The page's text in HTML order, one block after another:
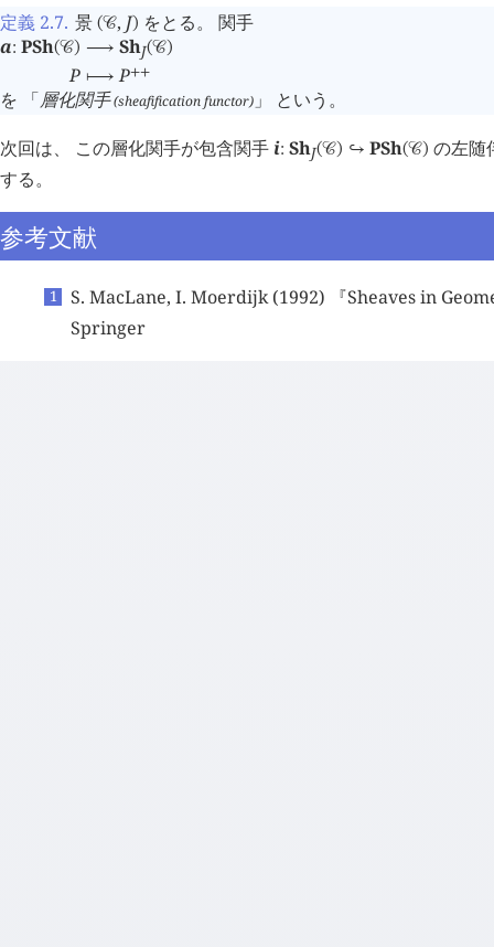
定義 2.7. 景 (󰒚, J) をとる。 関手
a: PSh(󰒚) ⟶ ShJ(󰒚)
P ⟼ P++
を 「層化関手(sheafification functor) 」 という。
次回は、 この層化関手が包含関手 i: ShJ(󰒚) ↪ PSh(󰒚) の左随
する。
参考文献
S. MacLane, I. Moerdijk (1992) 『Sheaves in
Springer